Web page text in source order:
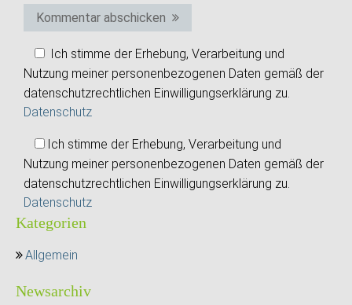
Kommentar abschicken
Ich stimme der Erhebung, Verarbeitung und
Nutzung meiner personenbezogenen Daten gemäß der
datenschutzrechtlichen Einwilligungserklärung zu.
Datenschutz
Ich stimme der Erhebung, Verarbeitung und
Nutzung meiner personenbezogenen Daten gemäß der
datenschutzrechtlichen Einwilligungserklärung zu.
Datenschutz
Kategorien
Allgemein
Newsarchiv